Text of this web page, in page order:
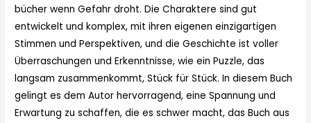
bücher wenn Gefahr droht. Die Charaktere sind gut
entwickelt und komplex, mit ihren eigenen einzigartigen
Stimmen und Perspektiven, und die Geschichte ist voller
Überraschungen und Erkenntnisse, wie ein Puzzle, das
langsam zusammenkommt, Stück für Stück. In diesem Buch
gelingt es dem Autor hervorragend, eine Spannung und
Erwartung zu schaffen, die es schwer macht, das Buch aus